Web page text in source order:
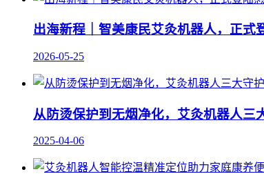
出海新程｜智美康民艾灸机器人，正式
2026-05-25
从防烫保护到无烟净化，艾灸机器人三
2025-04-06